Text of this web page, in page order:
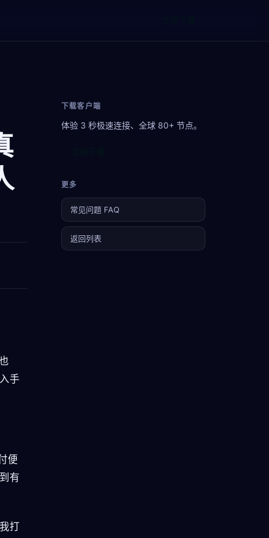
手
便
有
打
下载客户端
体验 3 秒极速连接、全球 80+ 节点。
更多
常见问题 FAQ
返回列表